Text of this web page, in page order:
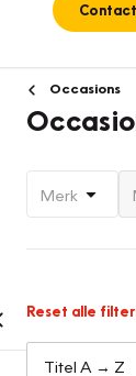
Contact
Occasions
Merk
Reset alle